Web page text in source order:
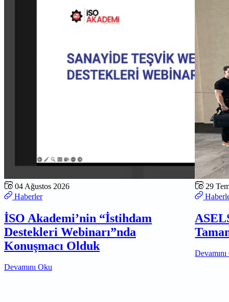
04 Ağustos 2026
Haberler
İSO Akademi’nin “İstihdam
Destekleri Webinarı”nda
Konuşmacı Olduk
Devamını Oku
29